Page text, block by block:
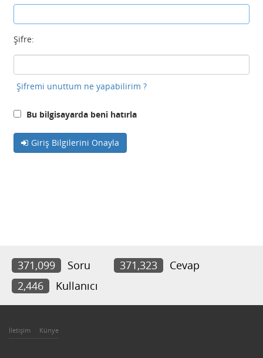
Şifre:
Şifremi unuttum ne yapabilirim ?
Bu bilgisayarda beni hatırla
Giriş Bilgilerini Onayla
371,099 Soru 371,323
Cevap
2,446
Kullanıcı
İletişim Künye